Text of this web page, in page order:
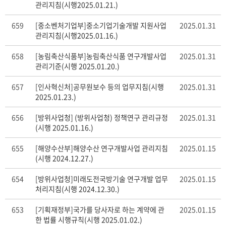
관리지침(시행2025.01.21.)
659
[중소벤처기업부]중소기업기술개발 지원사업
관리지침(시행2025.01.16.)
2025.01.31
658
[농림축산식품부]농림축산식품 연구개발사업
관리기준(시행 2025.01.20.)
2025.01.31
657
[인사혁신처]공무원보수 등의 업무지침(시행
2025.01.23.)
2025.01.31
656
[방위사업청] (방위사업청) 정책연구 관리규정
(시행 2025.01.16.)
2025.01.31
655
[해양수산부]해양수산 연구개발사업 관리지침
(시행 2024.12.27.)
2025.01.15
654
[방위사업청]미래도전국방기술 연구개발 업무
처리지침(시행 2024.12.30.)
2025.01.15
653
[기획재정부]국가를 당사자로 하는 계약에 관
한 법률 시행규칙(시행 2025.01.02.)
2025.01.15